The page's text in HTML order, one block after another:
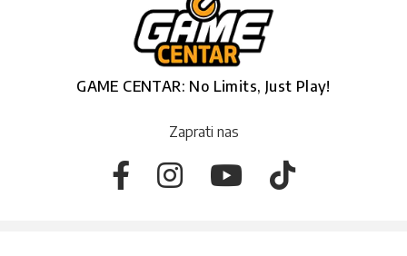
GAME CENTAR: No Limits, Just Play!
Zaprati nas